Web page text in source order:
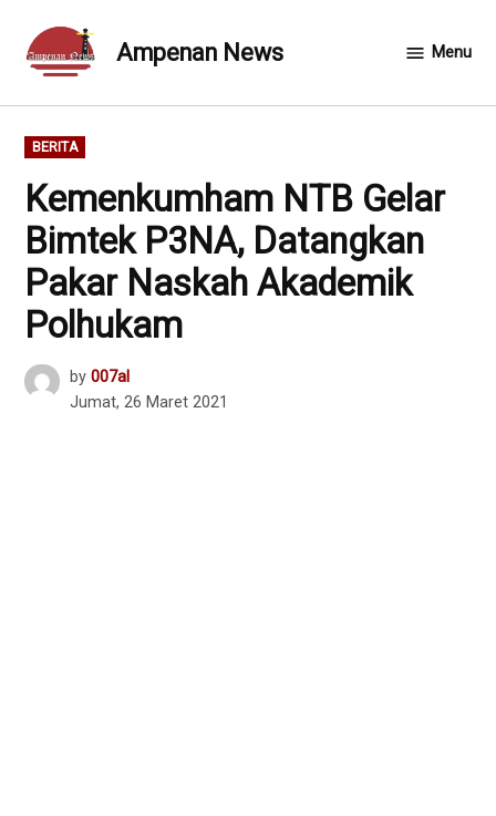
content
Ampenan News Menu
POSTED
IN
BERITA
Kemenkumham NTB Gelar
Bimtek P3NA, Datangkan
Pakar Naskah Akademik
Polhukam
by 007al
Jumat, 26 Maret 2021